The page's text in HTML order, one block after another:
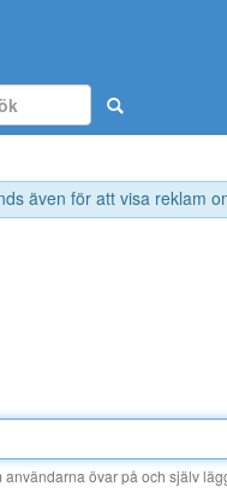
även för att visa reklam
övar på och själv